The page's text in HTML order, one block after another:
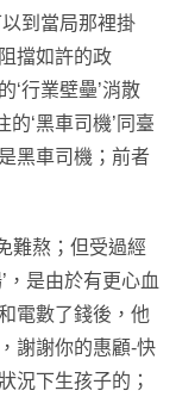
到當局那裡掛
擋如許的政
‘行業壁壘’消散
的‘黑車司機’同臺
黑車司機；前者
難熬；但受過經
，是由於有更心血
電數了錢後，他
謝謝你的惠顧-快
況下生孩子的；